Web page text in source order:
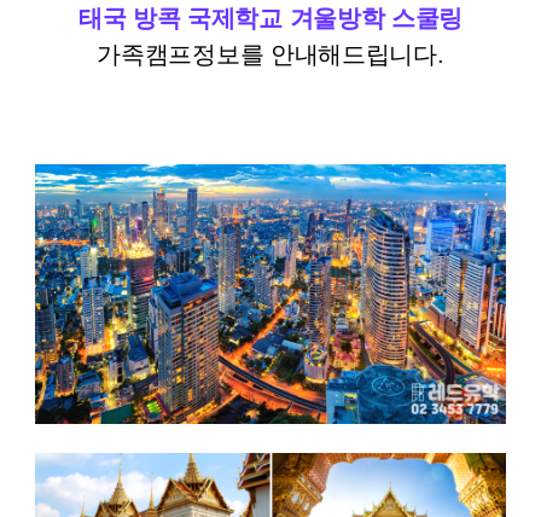
태국 방콕 국제학교 겨울방학 스쿨링
가족캠프정보를 안내해드립니다.